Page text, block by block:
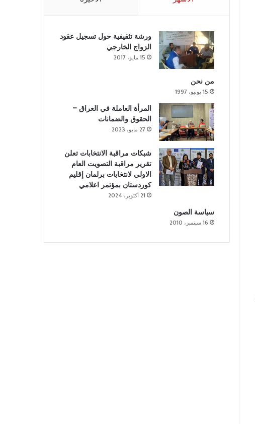
ورشة تثقيفية حول تسجيل عقود
الزواج الخارجي
15 مايو، 2017
من نحن
15 يونيو، 1997
المرأة العاملة في العراق –
الحقوق والضمانات
27 مايو، 2023
شبكات مراقبة الانتخابات تعلن
تقرير مراقبة التصويت العام
الاولي لانتخابات برلمان إقليم
كوردستان بمؤتمر اعلامي
21 أكتوبر، 2024
سياسة الصون
16 سبتمبر، 2010